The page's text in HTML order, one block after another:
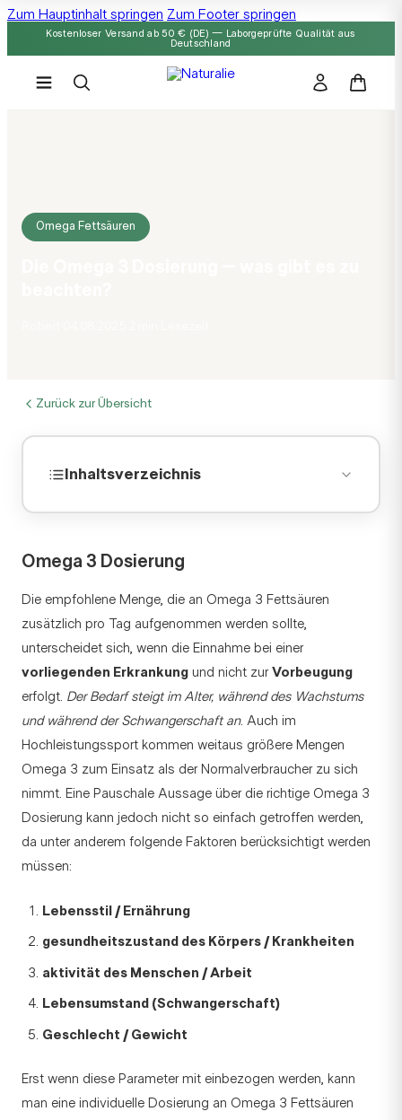
Zum Hauptinhalt springen Zum Footer springen
Kostenloser Versand ab 50 € (DE) — Laborgeprüfte Qualität aus
Deutschland
Omega Fettsäuren
Zurück zur Übersicht
Inhaltsverzeichnis
Omega 3 Dosierung
Die empfohlene Menge, die an Omega 3 Fettsäuren
zusätzlich pro Tag aufgenommen werden sollte,
unterscheidet sich, wenn die Einnahme bei einer
vorliegenden Erkrankung und nicht zur Vorbeugung
erfolgt. Der Bedarf steigt im Alter, während des Wachstums
und während der Schwangerschaft an. Auch im
Hochleistungssport kommen weitaus größere Mengen
Omega 3 zum Einsatz als der Normalverbraucher zu sich
nimmt. Eine Pauschale Aussage über die richtige Omega 3
Dosierung kann jedoch nicht so einfach getroffen werden,
da unter anderem folgende Faktoren berücksichtigt werden
müssen:
Lebensstil / Ernährung
gesundheitszustand des Körpers / Krankheiten
aktivität des Menschen / Arbeit
Lebensumstand (Schwangerschaft)
Geschlecht / Gewicht
Erst wenn diese Parameter mit einbezogen werden, kann
man eine individuelle Dosierung an Omega 3 Fettsäuren